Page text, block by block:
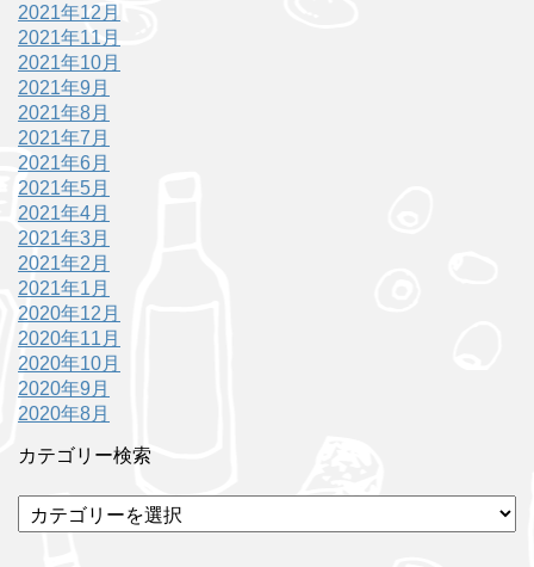
2021年12月
2021年11月
2021年10月
2021年9月
2021年8月
2021年7月
2021年6月
2021年5月
2021年4月
2021年3月
2021年2月
2021年1月
2020年12月
2020年11月
2020年10月
2020年9月
2020年8月
カテゴリー検索
テ